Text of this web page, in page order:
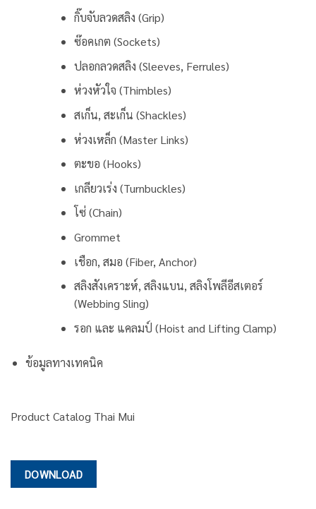
กิ๊บจับลวดสลิง (Grip)
ซ๊อคเกต (Sockets)
ปลอกลวดสลิง (Sleeves, Ferrules)
ห่วงหัวใจ (Thimbles)
สเก็น, สะเก็น (Shackles)
ห่วงเหล็ก (Master Links)
ตะขอ (Hooks)
เกลียวเร่ง (Turnbuckles)
โซ่ (Chain)
Grommet
เชือก, สมอ (Fiber, Anchor)
สลิงสังเคราะห์, สลิงแบน, สลิงโพลีอีสเตอร์
(Webbing Sling)
รอก และ แคลมป์ (Hoist and Lifting Clamp)
ข้อมูลทางเทคนิค
Product Catalog Thai Mui
DOWNLOAD